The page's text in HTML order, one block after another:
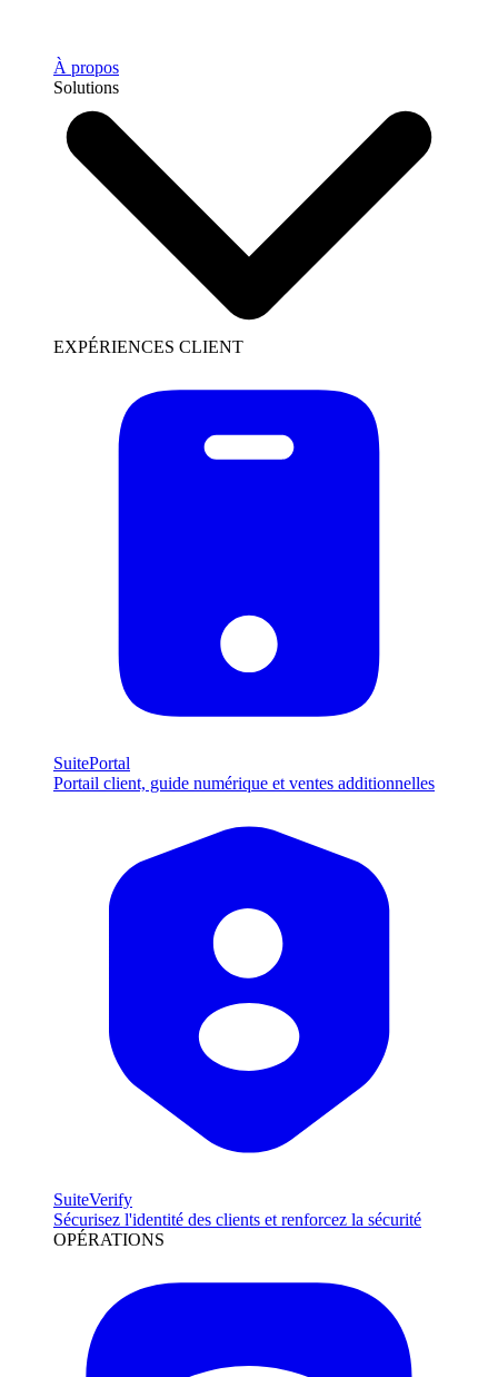
À propos
Solutions
EXPÉRIENCES CLIENT
SuitePortal
Portail client, guide numérique et ventes additionnelles
SuiteVerify
Sécurisez l'identité des clients et renforcez la sécurité
OPÉRATIONS